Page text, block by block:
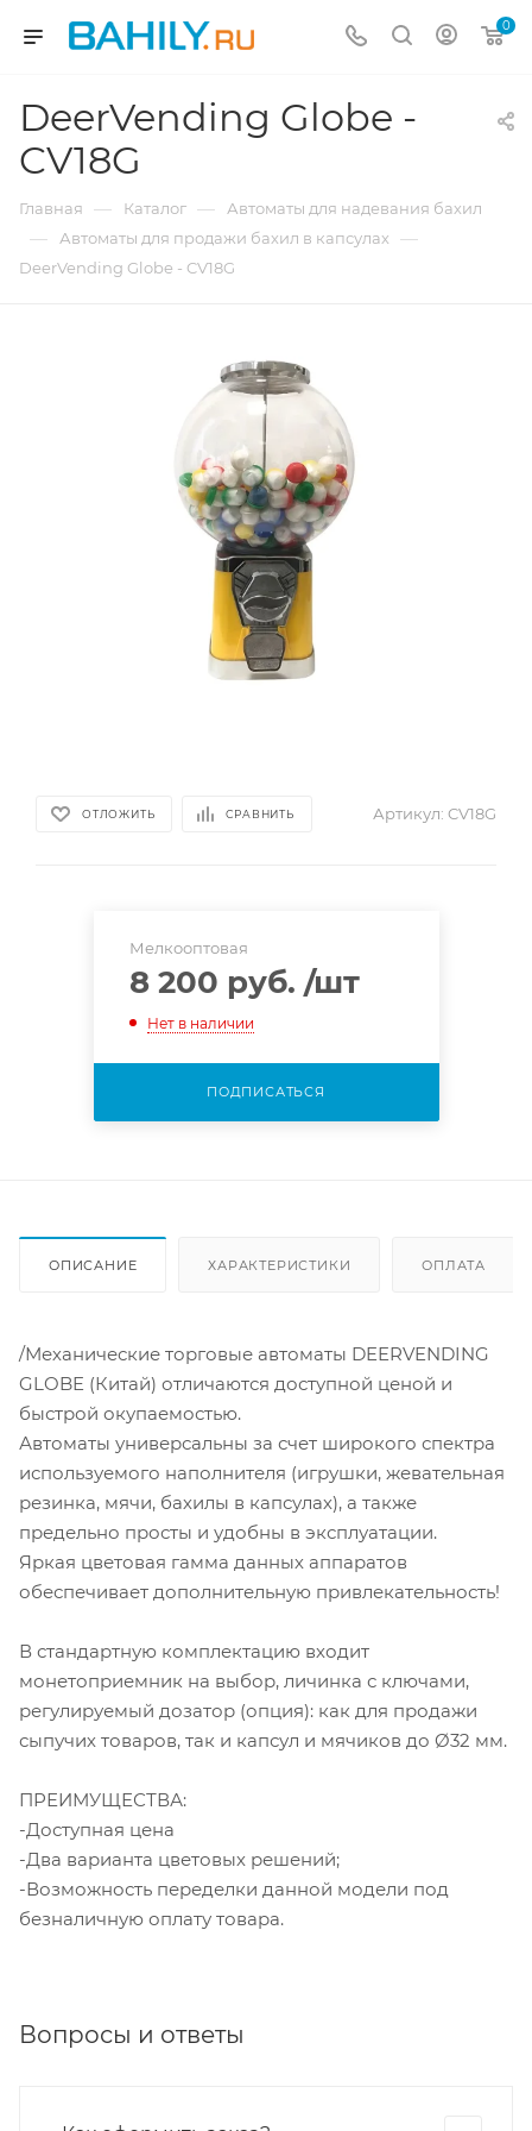
0
DeerVending Globe -
CV18G
Главная — Каталог — Автоматы для надевания бахил
— Автоматы для продажи бахил в капсулах —
DeerVending Globe - CV18G
ОТЛОЖИТЬ СРАВНИТЬ Артикул: CV18G
Мелкооптовая
8 200 руб. /шт
Нет в наличии
ПОДПИСАТЬСЯ
ОПИСАНИЕ ХАРАКТЕРИСТИКИ ОПЛАТА
/Механические торговые автоматы DEERVENDING
GLOBE (Китай) отличаются доступной ценой и
быстрой окупаемостью.
Автоматы универсальны за счет широкого спектра
используемого наполнителя (игрушки, жевательная
резинка, мячи, бахилы в капсулах), а также
предельно просты и удобны в эксплуатации.
Яркая цветовая гамма данных аппаратов
обеспечивает дополнительную привлекательность!
В стандартную комплектацию входит
монетоприемник на выбор, личинка с ключами,
регулируемый дозатор (опция): как для продажи
сыпучих товаров, так и капсул и мячиков до Ø32 мм.
ПРЕИМУЩЕСТВА:
-Доступная цена
-Два варианта цветовых решений;
-Возможность переделки данной модели под
безналичную оплату товара.
Вопросы и ответы